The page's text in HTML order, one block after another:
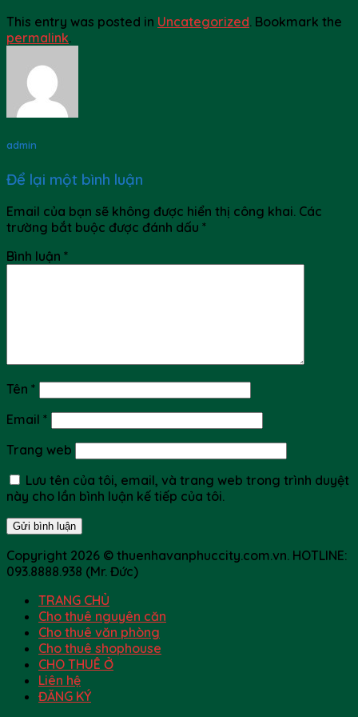
This entry was posted in Uncategorized. Bookmark the
permalink.
admin
Để lại một bình luận
Email của bạn sẽ không được hiển thị công khai. Các
trường bắt buộc được đánh dấu *
Bình luận *
Tên *
Email *
Trang web
Lưu tên của tôi, email, và trang web trong trình duyệt
này cho lần bình luận kế tiếp của tôi.
Copyright 2026 © thuenhavanphuccity.com.vn. HOTLINE:
093.8888.938 (Mr. Đức)
TRANG CHỦ
Cho thuê nguyên căn
Cho thuê văn phòng
Cho thuê shophouse
CHO THUÊ Ở
Liên hệ
ĐĂNG KÝ